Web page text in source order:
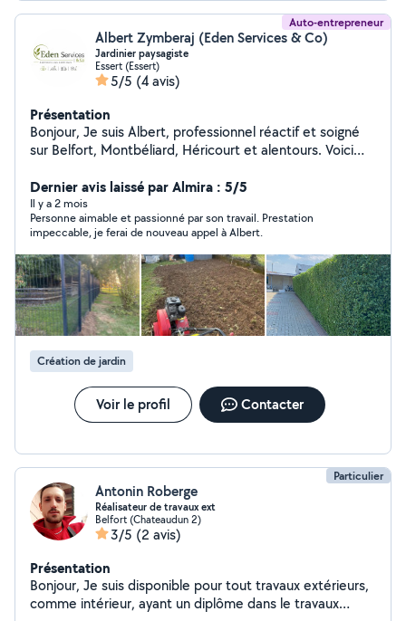
Auto-entrepreneur
Albert Zymberaj (Eden Services & Co)
Jardinier paysagiste
Essert (Essert)
5/5 (4 avis)
Présentation
Bonjour, Je suis Albert, professionnel réactif et soigné
sur Belfort, Montbéliard, Héricourt et alentours. Voici
arbustes -Débroussaillage -Désherbage et entretien
général -Nettoyage terrasse haute pression -Entretien
et remise en état de clôtures -Débarras caves, garages
et encombrants -Déneigement en hiver Intervention
rapide, matériel professionnel, travail soigné et devis
gratuit. Au plaisir de vous servir, Albert, Eden Services &
Co
Dernier avis laissé par Almira : 5/5
Il y a 2 mois
Personne aimable et passionné par son travail. Prestation
impeccable, je ferai de nouveau appel à Albert.
Création de jardin
Voir le profil Contacter
Particulier
Antonin Roberge
Réalisateur de travaux ext
Belfort (Chateaudun 2)
3/5 (2 avis)
Présentation
Bonjour, Je suis disponible pour tout travaux extérieurs,
comme intérieur, ayant un diplôme dans le travaux